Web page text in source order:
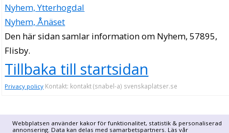
Webbplatsen använder kakor för funktionalitet, statistik & personaliserad
annonsering. Data kan delas med samarbetspartners. Läs vår
Nyhem, Ytterhogdal
Nyhem, Ånäset
Den här sidan samlar information om Nyhem, 57895,
Flisby.
Tillbaka till startsidan
Privacy policy Kontakt: kontakt (snabel-a) svenskaplatser.se